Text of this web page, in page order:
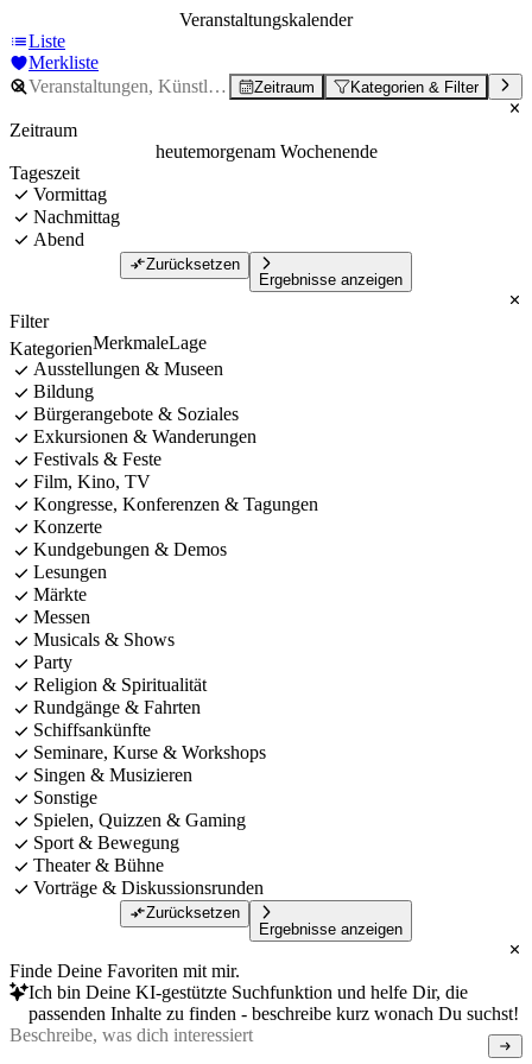
Veranstaltungskalender
Liste
Merkliste
Zeitraum Kategorien & Filter
Zeitraum
heutemorgenam Wochenende
Tageszeit
Vormittag
Nachmittag
Abend
Zurücksetzen
Ergebnisse anzeigen
Filter
KategorienMerkmaleLage
Ausstellungen & Museen
Bildung
Bürgerangebote & Soziales
Exkursionen & Wanderungen
Festivals & Feste
Film, Kino, TV
Kongresse, Konferenzen & Tagungen
Konzerte
Kundgebungen & Demos
Lesungen
Märkte
Messen
Musicals & Shows
Party
Religion & Spiritualität
Rundgänge & Fahrten
Schiffsankünfte
Seminare, Kurse & Workshops
Singen & Musizieren
Sonstige
Spielen, Quizzen & Gaming
Sport & Bewegung
Theater & Bühne
Vorträge & Diskussionsrunden
Zurücksetzen
Ergebnisse anzeigen
Finde Deine Favoriten mit mir.
Ich bin Deine KI-gestützte Suchfunktion und helfe Dir, die
passenden Inhalte zu finden - beschreibe kurz wonach Du suchst!